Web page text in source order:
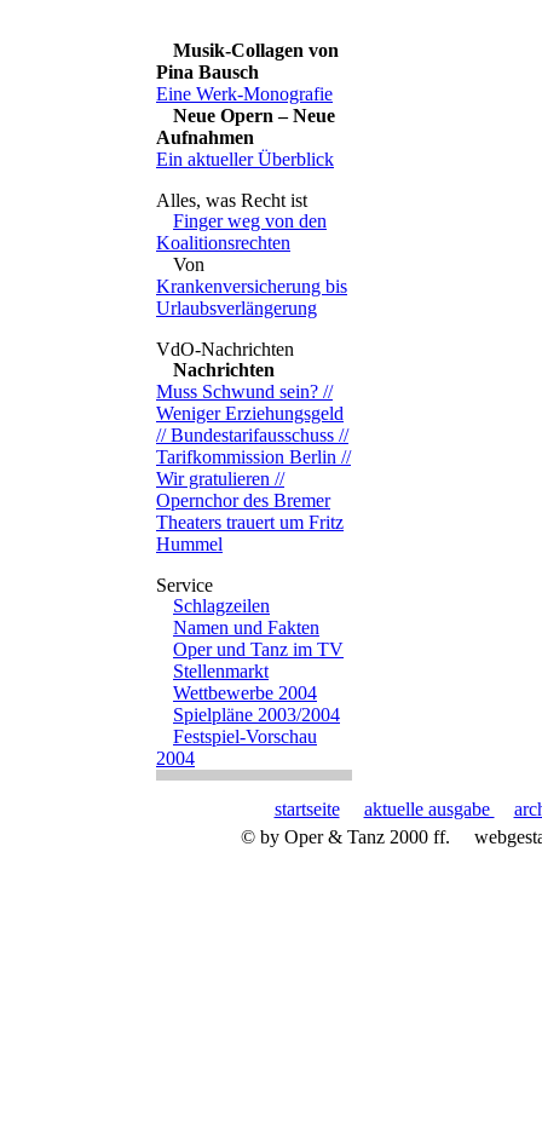
Musik-Collagen von
Pina Bausch
Eine Werk-Monografie
Neue Opern – Neue
Aufnahmen
Ein aktueller Überblick
Finger weg von den
Koalitionsrechten
Von
Krankenversicherung bis
Urlaubsverlängerung
Nachrichten
Muss Schwund sein? //
Weniger Erziehungsgeld
// Bundestarifausschuss //
Tarifkommission Berlin //
Wir gratulieren //
Opernchor des Bremer
Theaters trauert um Fritz
Hummel
Schlagzeilen
Namen und Fakten
Oper und Tanz im TV
Stellenmarkt
Wettbewerbe 2004
Spielpläne 2003/2004
Festspiel-Vorschau
2004
startseite aktuelle ausgabe
© by Oper & Tanz 2000 ff.